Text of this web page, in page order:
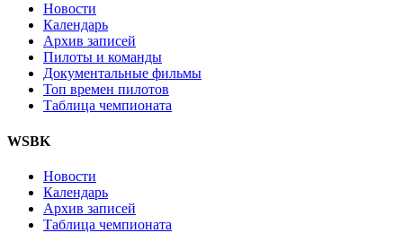
Новости
Календарь
Архив записей
Пилоты и команды
Документальные фильмы
Топ времен пилотов
Таблица чемпионата
WSBK
Новости
Календарь
Архив записей
Таблица чемпионата